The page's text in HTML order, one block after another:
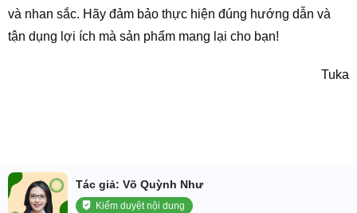
và nhan sắc. Hãy đảm bảo thực hiện đúng hướng dẫn và
tận dụng lợi ích mà sản phẩm mang lại cho bạn!
Tuka
Tác giả: Võ Quỳnh Như
Kiểm duyệt nội dung